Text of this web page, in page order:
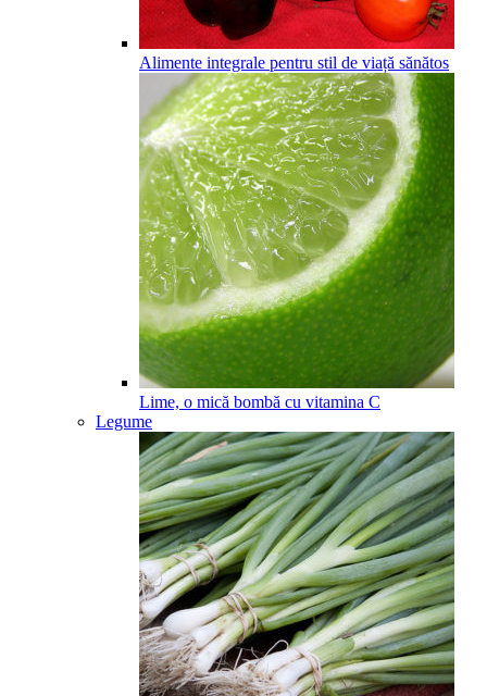
Alimente integrale pentru stil de viață sănătos
Lime, o mică bombă cu vitamina C
Legume